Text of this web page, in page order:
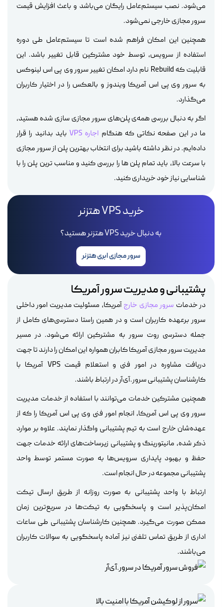
می‌شود. نصب سیستم‌عامل رایگان می‌باشد و باعث افزایش قیمت
سرور مجازی خارجی نمی‌شود.
همچنین این امکان فراهم شده است تا سیستم‌عامل طی دوره
استفاده از سرویس، توسط خود مشترکین قابل تغییر باشد. این
قابلیت که Rebuild نام دارد امکان تغییر سرور وی پی اس لینوکس
به سرور وی پی اس آمریکا ویندوز و بالعکس را در اختیار کاربران
می‌گذارد.
اگر به دنبال بررسی همه‌ی پلن‌های سرور مجازی سازی شده هستید،
ما در این صفحه نکاتی که هنگام اجاره VPS
باید بدانید را قرار
داده‌ایم. در نظر داشته باشید برای انتخاب بهترین پلن از سرور مجازی
با سرعت بالا، باید تمام پلن ها را بررسی کنید و مناسب ترین پلن را با
شناسایی نیاز خود خریداری کنید.
خرید VPS هتزنر
به دنبال خرید VPS هتزنر هستید؟
سرور مجازی ابری هتزنر
پشتیبانی و مدیریت سرور آمریکا
در خدمات سرور مجازی خارجآمریکا، مسئولیت مدیریت امور داخلی
سرور برعهده کاربران است و در همین راستا دسترسی‌های کامل از
جمله دسترسی روت سرور به مشترکین ارائه می‌شود. در مسیر
مدیریت سرور مجازی آمریکا کابران همواره این امکان را دارند تا جهت
دریافت مشاوره در امور فنی و استعلام قیمت VPS آمریکا با
کارشناسان پشتیبانی سرور.آی‌آر در ارتباط باشند.
همچنین مشترکین خدمات می‌توانند با استفاده از خدمات مدیریت
سرور وی پی اس آمریکا، انجام امور فنی وی پی اس آمریکا را که از
عهده‌شان خارج است به تیم پشتیبانی واگذار نمایند. علاوه بر موارد
ذکر شده، مانیتورینگ و پشتیبانی زیرساخت‌های ارائه خدمات جهت
حفظ و بهبود پایداری سرویس‌ها به صورت مستمر توسط واحد
پشتیبانی مجموعه در حال انجام است.
ارتباط با واحد پشتیبانی به صورت روزانه از طریق ارسال تیکت
امکان‌پذیر است و پاسخگویی به تیکت‌ها در سریع‌ترین زمان
ممکن صورت می‌گیرد. همچنین کارشناسان پشتیبانی طی ساعات
اداری از طریق تماس تلفنی نیز آماده پاسخگویی به سوالات کاربران
می‌باشند.